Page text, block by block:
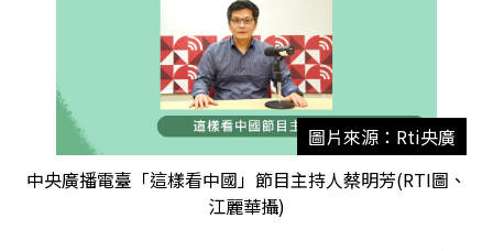
圖片來源：Rti央廣
中央廣播電臺「這樣看中國」節目主持人蔡明芳(RTI圖、
江麗華攝)